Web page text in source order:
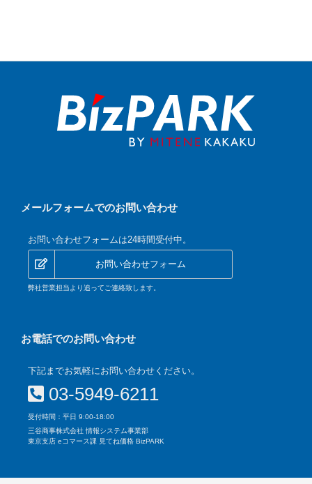
メールフォームでのお問い合わせ
お問い合わせフォームは24時間受付中。
お問い合わせフォーム
弊社営業担当より追ってご連絡致します。
お電話でのお問い合わせ
下記までお気軽にお問い合わせください。
03-5949-6211
受付時間：平日 9:00-18:00
三谷商事株式会社 情報システム事業部
東京支店 eコマース課 見てね価格 BizPARK